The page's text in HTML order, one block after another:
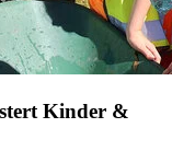
Kinder &